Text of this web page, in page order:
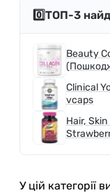
0️⃣ТОП-3
Beauty
Clinical
vcaps
Hair,
У цій категорії